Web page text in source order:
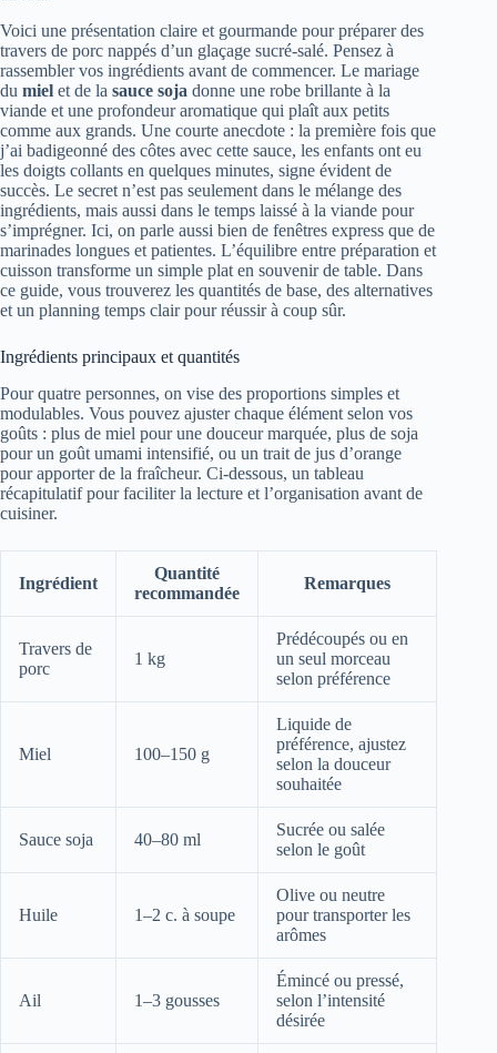
Voici une présentation claire et gourmande pour préparer des
travers de porc nappés d’un glaçage sucré‑salé. Pensez à
rassembler vos ingrédients avant de commencer. Le mariage
du miel et de la sauce soja donne une robe brillante à la
viande et une profondeur aromatique qui plaît aux petits
comme aux grands. Une courte anecdote : la première fois que
j’ai badigeonné des côtes avec cette sauce, les enfants ont eu
les doigts collants en quelques minutes, signe évident de
succès. Le secret n’est pas seulement dans le mélange des
ingrédients, mais aussi dans le temps laissé à la viande pour
s’imprégner. Ici, on parle aussi bien de fenêtres express que de
marinades longues et patientes. L’équilibre entre préparation et
cuisson transforme un simple plat en souvenir de table. Dans
ce guide, vous trouverez les quantités de base, des alternatives
et un planning temps clair pour réussir à coup sûr.
Ingrédients principaux et quantités
Pour quatre personnes, on vise des proportions simples et
modulables. Vous pouvez ajuster chaque élément selon vos
goûts : plus de miel pour une douceur marquée, plus de soja
pour un goût umami intensifié, ou un trait de jus d’orange
pour apporter de la fraîcheur. Ci‑dessous, un tableau
récapitulatif pour faciliter la lecture et l’organisation avant de
cuisiner.
Ingrédient
Quantité
recommandée
Remarques
Travers de
porc
1 kg
Prédécoupés ou en
un seul morceau
selon préférence
Miel 100–150 g
Liquide de
préférence, ajustez
selon la douceur
souhaitée
Sauce soja 40–80 ml
Sucrée ou salée
selon le goût
Huile 1–2 c. à soupe
Olive ou neutre
pour transporter les
arômes
Ail 1–3 gousses
Émincé ou pressé,
selon l’intensité
désirée